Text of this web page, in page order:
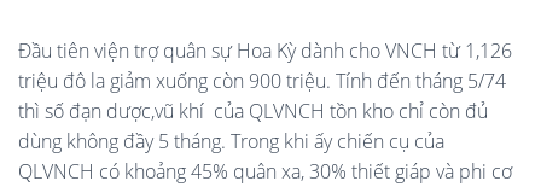
Đầu tiên viện trợ quân sự Hoa Kỳ dành cho VNCH từ 1,126
triệu đô la giảm xuống còn 900 triệu. Tính đến tháng 5/74
thì số đạn dược,vũ khí của QLVNCH tồn kho chỉ còn đủ
dùng không đầy 5 tháng. Trong khi ấy chiến cụ của
QLVNCH có khoảng 45% quân xa, 30% thiết giáp và phi cơ